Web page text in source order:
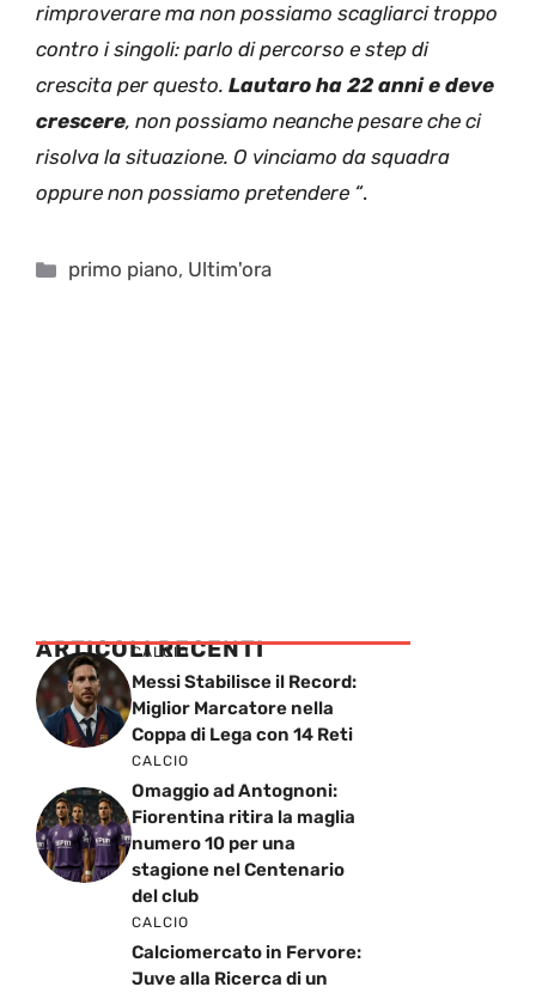
rimproverare ma non possiamo scagliarci troppo
contro i singoli: parlo di percorso e step di
crescita per questo. Lautaro ha 22 anni e deve
crescere, non possiamo neanche pesare che ci
risolva la situazione. O vinciamo da squadra
oppure non possiamo pretendere “.
Categorie
primo piano, Ultim'ora
ARTICOLI RECENTI
CALCIO
Messi Stabilisce il Record:
Miglior Marcatore nella
Coppa di Lega con 14 Reti
CALCIO
Omaggio ad Antognoni:
Fiorentina ritira la maglia
numero 10 per una
stagione nel Centenario
del club
CALCIO
Calciomercato in Fervore:
Juve alla Ricerca di un